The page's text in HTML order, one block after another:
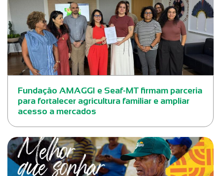
Fundação AMAGGI e Seaf-MT firmam parceria
para fortalecer agricultura familiar e ampliar
acesso a mercados